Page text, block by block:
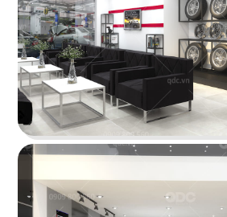
Thiết kế showroom trầm hương
Indochine sang trọng,
Chi tiết